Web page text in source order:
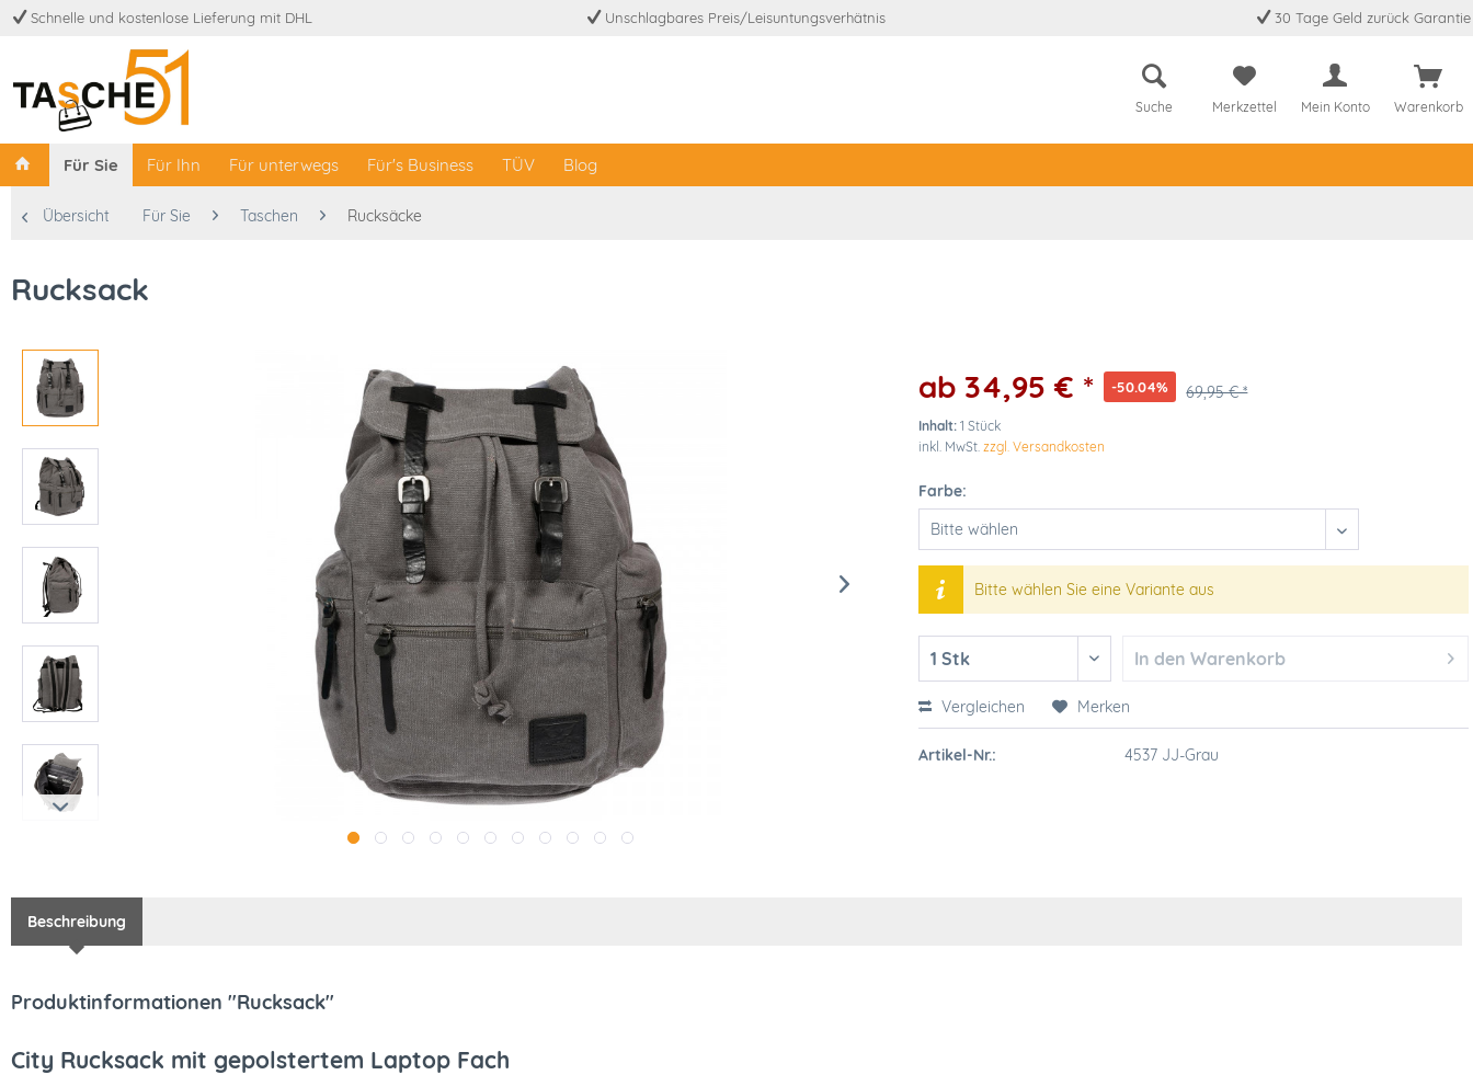
Schnelle und kostenlose Lieferung mit DHL Unschlagbares Preis/Leisuntungsverhätnis 30 Tage Geld zurück Garantie
Suche Merkzettel Mein Konto Warenkorb
Für Sie Für Ihn Für unterwegs Für's Business TÜV Blog
Übersicht Für Sie Taschen Rucksäcke
Rucksack
ab 34,95 € * -50.04% 69,95 € *
Inhalt:1 Stück
inkl. MwSt.zzgl. Versandkosten
Farbe:
Bitte wählen Sie eine Variante aus
In den Warenkorb
Vergleichen Merken
Artikel-Nr.: 4537 JJ-Grau
Beschreibung
Produktinformationen "Rucksack"
City Rucksack mit gepolstertem Laptop Fach